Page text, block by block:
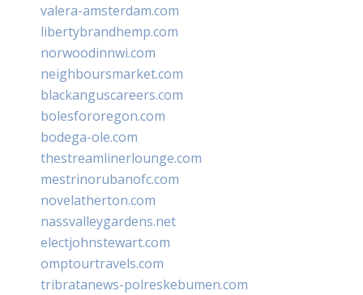
valera-amsterdam.com
libertybrandhemp.com
norwoodinnwi.com
neighboursmarket.com
blackanguscareers.com
bolesfororegon.com
bodega-ole.com
thestreamlinerlounge.com
mestrinorubanofc.com
novelatherton.com
nassvalleygardens.net
electjohnstewart.com
omptourtravels.com
tribratanews-polreskebumen.com